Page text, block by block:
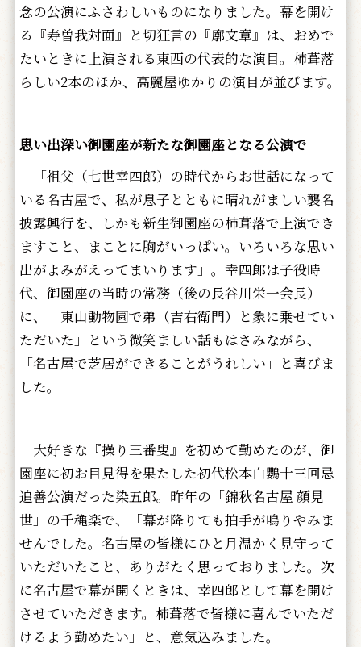
念の公演にふさわしいものになりました。幕を開け
る『寿曽我対面』と切狂言の『廓文章』は、おめで
たいときに上演される東西の代表的な演目。柿葺落
らしい2本のほか、高麗屋ゆかりの演目が並びます。
思い出深い御園座が新たな御園座となる公演で
「祖父（七世幸四郎）の時代からお世話になって
いる名古屋で、私が息子とともに晴れがましい襲名
披露興行を、しかも新生御園座の柿葺落で上演でき
ますこと、まことに胸がいっぱい。いろいろな思い
出がよみがえってまいります」。幸四郎は子役時
代、御園座の当時の常務（後の長谷川栄一会長）
に、「東山動物園で弟（吉右衛門）と象に乗せてい
ただいた」という微笑ましい話もはさみながら、
「名古屋で芝居ができることがうれしい」と喜びま
した。
大好きな『操り三番叟』を初めて勤めたのが、御
園座に初お目見得を果たした初代松本白鸚十三回忌
追善公演だった染五郎。昨年の「錦秋名古屋 顔見
世」の千穐楽で、「幕が降りても拍手が鳴りやみま
せんでした。名古屋の皆様にひと月温かく見守って
いただいたこと、ありがたく思っておりました。次
に名古屋で幕が開くときは、幸四郎として幕を開け
させていただきます。柿葺落で皆様に喜んでいただ
けるよう勤めたい」と、意気込みました。